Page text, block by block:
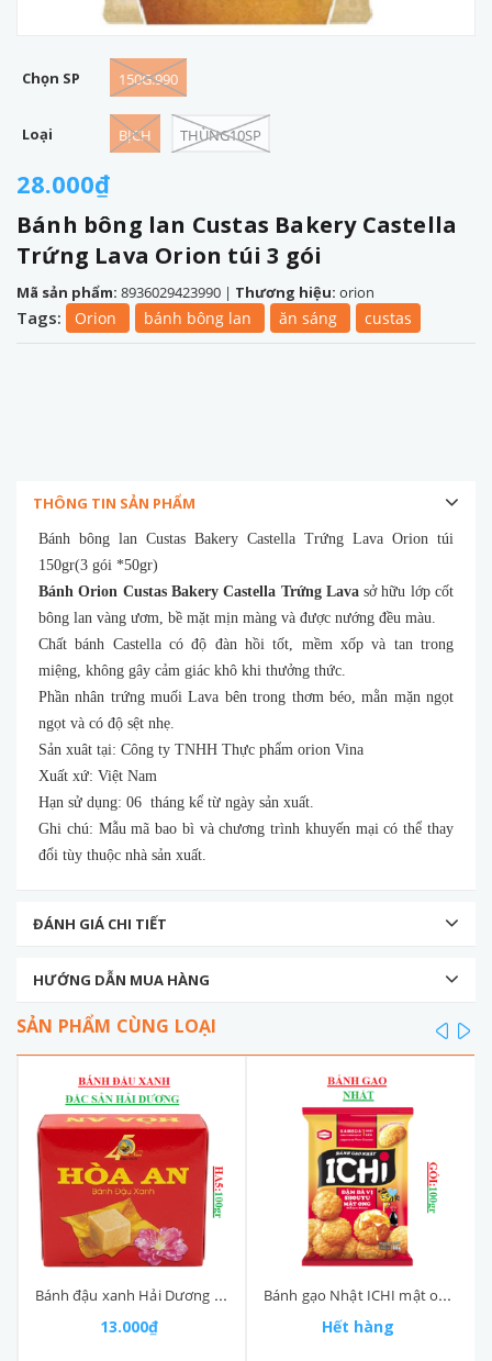
28.000₫
Bánh bông lan Custas Bakery Castella
Trứng Lava Orion túi 3 gói
Mã sản phẩm: 8936029423990 | Thương hiệu: orion
Chọn SP 150G.990
Loại BỊCH THÙNG10SP
Tags: Orion bánh bông lan ăn sáng custas
THÔNG TIN SẢN PHẨM
Bánh bông lan Custas Bakery Castella Trứng Lava Orion túi
150gr(3 gói *50gr)
Bánh Orion Custas Bakery Castella Trứng Lavasở hữu lớp cốt
bông lan vàng ươm, bề mặt mịn màng và được nướng đều màu.
Chất bánh Castella có độ đàn hồi tốt, mềm xốp và tan trong
miệng, không gây cảm giác khô khi thưởng thức.
Phần nhân trứng muối Lava bên trong thơm béo, mằn mặn ngọt
ngọt và có độ sệt nhẹ.
Sản xuât tại: Công ty TNHH Thực phẩm orion Vina
Xuất xứ: Việt Nam
Hạn sử dụng: 06 tháng kể từ ngày sản xuất.
Ghi chú: Mẫu mã bao bì và chương trình khuyến mại có thể thay
đổi tùy thuộc nhà sản xuất.
ĐÁNH GIÁ CHI TIẾT
HƯỚNG DẪN MUA HÀNG
SẢN PHẨM CÙNG LOẠI
Bánh đậu xanh Hải Dương Hoà An HA5 hộp 100gr
13.000₫
Bánh gạo Nhật ICHI mật ong gói 13P (90-:-110)gr
Hết hàng
prev